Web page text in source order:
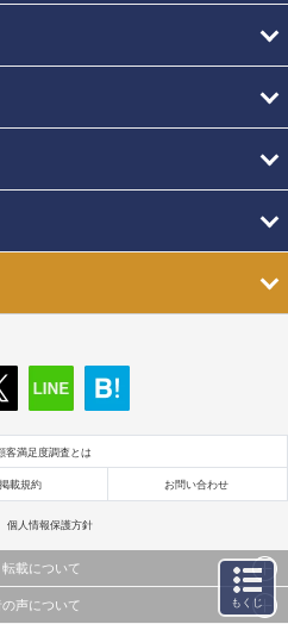
客満足度調査とは
掲載規約 お問い合わせ
個人情報保護方針
転載について
イラスト、画像データ等）及びこれらの配置・
声について もくじ